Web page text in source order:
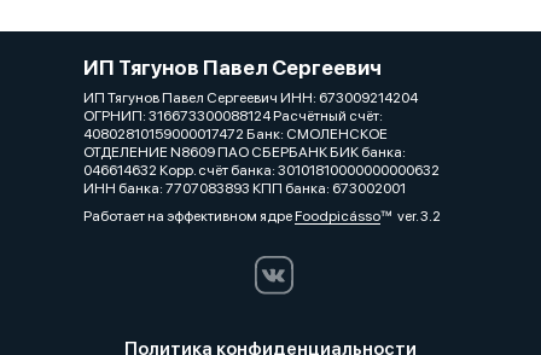
ИП Тягунов Павел Сергеевич
ИП Тягунов Павел Сергеевич ИНН: 673009214204
ОГРНИП: 316673300088124 Расчётный счёт:
40802810159000017472 Банк: СМОЛЕНСКОЕ
ОТДЕЛЕНИЕ N8609 ПАО СБЕРБАНК БИК банка:
046614632 Корр. счёт банка: 30101810000000000632
ИНН банка: 7707083893 КПП банка: 673002001
Работает на эффективном ядреFoodpicássover. 3.2
Политика конфиденциальности